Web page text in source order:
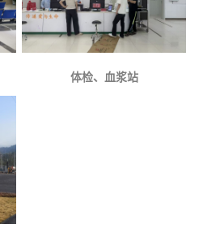
体检、血浆站